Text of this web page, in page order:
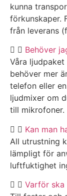
kunna
förkunskaper.
från leverans
Behöver
Våra
behöver mer
telefon eller
ljudmixer om
till mikrofoner.
Kan man
All utrustning
lämpligt för
luftfuktighet
Varför ska